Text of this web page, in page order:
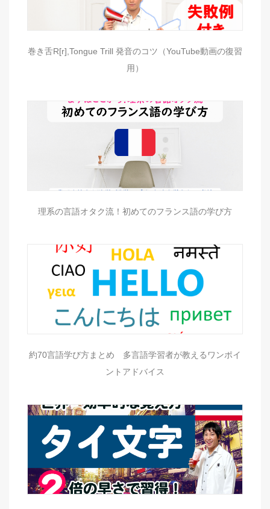
巻き舌R[r],Tongue Trill 発音のコツ（YouTube動画の復習
用）
理系の言語オタク流！初めてのフランス語の学び方
約70言語学び方まとめ 多言語学習者が教えるワンポイ
ントアドバイス